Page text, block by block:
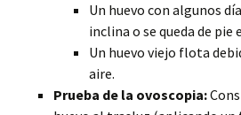
Un huevo con algunos
inclina o se queda de pie
Un huevo viejo flota
aire.
Prueba de la ovoscopia: